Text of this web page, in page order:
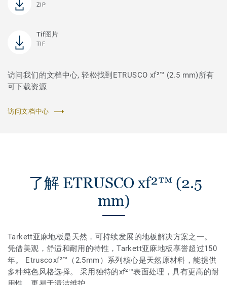
ZIP
Tif图片
TIF
访问我们的文档中心, 轻松找到ETRUSCO xf²™ (2.5 mm)所有
可下载资源
访问文档中心
了解 ETRUSCO xf²™ (2.5
mm)
Tarkett亚麻地板是天然，可持续发展的地板解决方案之一。
凭借美观，舒适和耐用的特性，Tarkett亚麻地板享誉超过150
年。 Etruscoxf²™（2.5mm）系列核心是天然原材料，能提供
多种纯色风格选择。 采用独特的xf²™表面处理，具有更高的耐